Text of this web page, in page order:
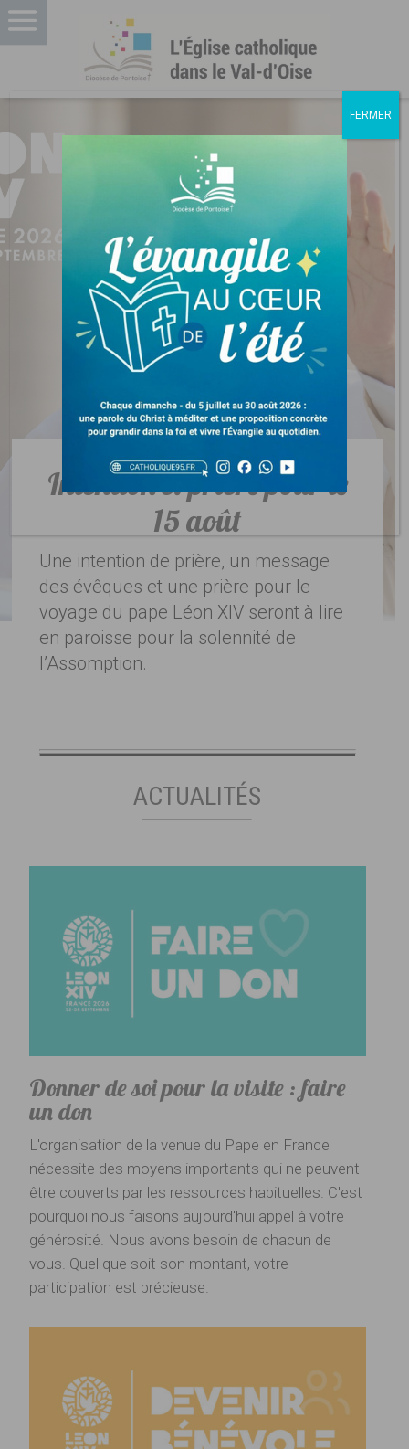
Intention et prière pour le
15 août
Une intention de prière, un message
des évêques et une prière pour le
voyage du pape Léon XIV seront à lire
en paroisse pour la solennité de
l’Assomption.
ACTUALITÉS
Donner de soi pour la visite : faire
un don
L'organisation de la venue du Pape en France
nécessite des moyens importants qui ne peuvent
être couverts par les ressources habituelles. C'est
pourquoi nous faisons aujourd'hui appel à votre
générosité. Nous avons besoin de chacun de
vous. Quel que soit son montant, votre
participation est précieuse.
FERMER